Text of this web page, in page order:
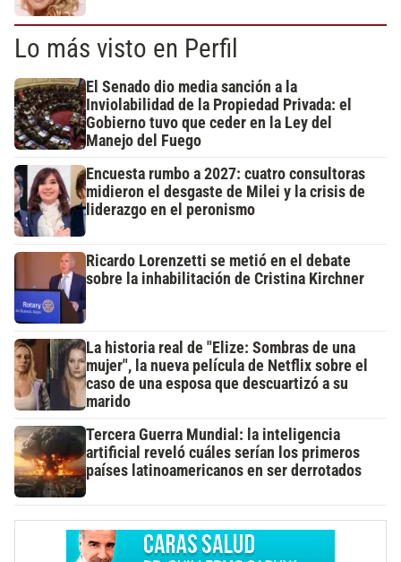
Lo más visto en Perfil
El Senado dio media sanción a la
Inviolabilidad de la Propiedad Privada: el
Gobierno tuvo que ceder en la Ley del
Manejo del Fuego
Encuesta rumbo a 2027: cuatro consultoras
midieron el desgaste de Milei y la crisis de
liderazgo en el peronismo
Ricardo Lorenzetti se metió en el debate
sobre la inhabilitación de Cristina Kirchner
La historia real de "Elize: Sombras de una
mujer", la nueva película de Netflix sobre el
caso de una esposa que descuartizó a su
marido
Tercera Guerra Mundial: la inteligencia
artificial reveló cuáles serían los primeros
países latinoamericanos en ser derrotados